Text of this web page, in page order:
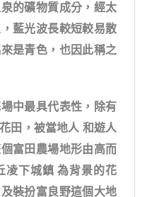
的礦物質成分，經太
藍光波長較短較易散
是青色，也因此稱之
中最具代表性，除有
田，被當地人 和遊人
富田農場地形由高而
凌下城鎮 為背景的花
裝扮富良野這個大地